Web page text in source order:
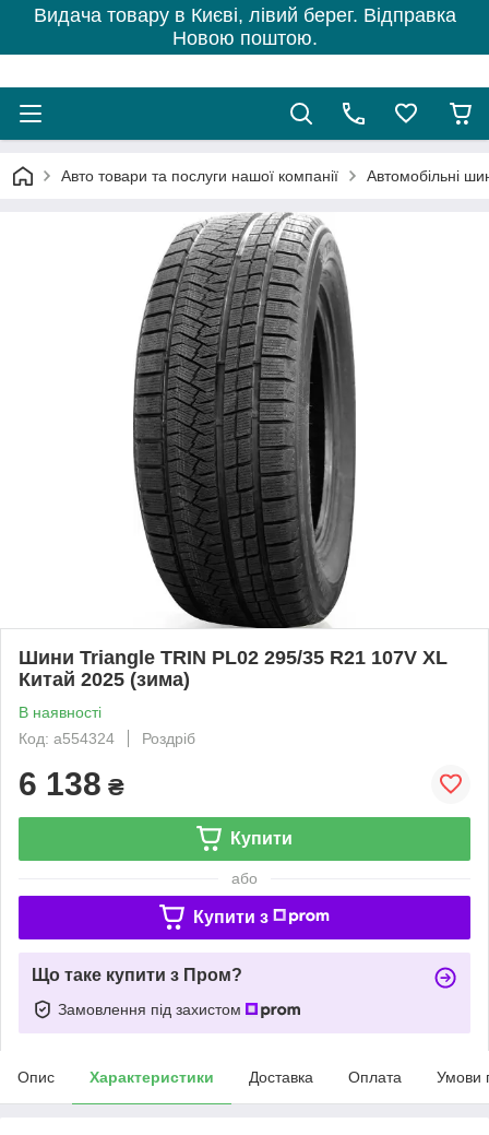
Видача товару в Києві, лівий берег. Відправка
Новою поштою.
Авто товари та послуги нашої компанії Автомобільні
Шини Triangle TRIN PL02 295/35 R21 107V XL
Китай 2025 (зима)
В наявності
Код: a554324
Роздріб
6 138 ₴
Купити
або
Купити з
Що таке купити з Пром?
Замовлення під захистом
Опис Характеристики Доставка Оплата Умови